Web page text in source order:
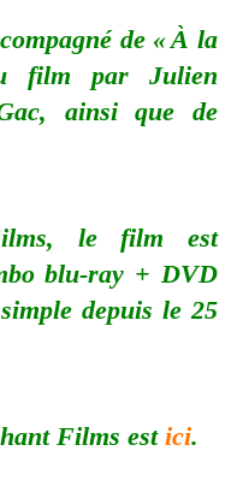
de « À la
film par Julien
ainsi que de
le film est
blu-ray + DVD
depuis le 25
Films est ici.